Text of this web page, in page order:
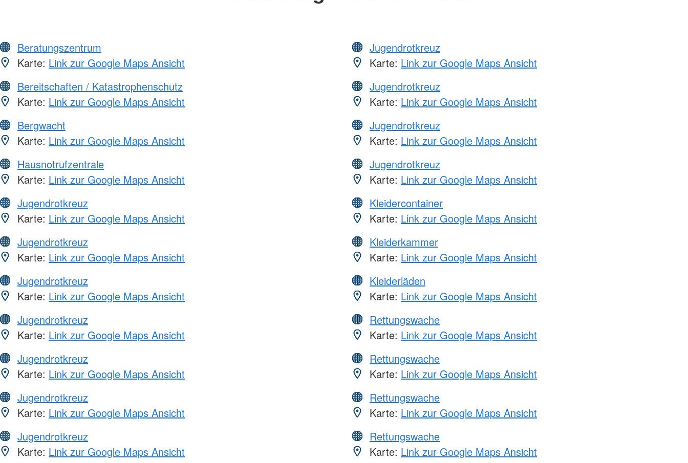
Beratungszentrum
Karte: Link zur Google Maps Ansicht
Bereitschaften / Katastrophenschutz
Karte: Link zur Google Maps Ansicht
Bergwacht
Karte: Link zur Google Maps Ansicht
Hausnotrufzentrale
Karte: Link zur Google Maps Ansicht
Jugendrotkreuz
Karte: Link zur Google Maps Ansicht
Jugendrotkreuz
Karte: Link zur Google Maps Ansicht
Jugendrotkreuz
Karte: Link zur Google Maps Ansicht
Jugendrotkreuz
Karte: Link zur Google Maps Ansicht
Jugendrotkreuz
Karte: Link zur Google Maps Ansicht
Jugendrotkreuz
Karte: Link zur Google Maps Ansicht
Jugendrotkreuz
Karte: Link zur Google Maps Ansicht
Jugendrotkreuz
Karte: Link zur Google Maps Ansicht
Jugendrotkreuz
Karte: Link zur Google Maps Ansicht
Jugendrotkreuz
Karte: Link zur Google Maps Ansicht
Jugendrotkreuz
Karte: Link zur Google Maps Ansicht
Kleidercontainer
Karte: Link zur Google Maps Ansicht
Kleiderkammer
Karte: Link zur Google Maps Ansicht
Kleiderläden
Karte: Link zur Google Maps Ansicht
Rettungswache
Karte: Link zur Google Maps Ansicht
Rettungswache
Karte: Link zur Google Maps Ansicht
Rettungswache
Karte: Link zur Google Maps Ansicht
Rettungswache
Karte: Link zur Google Maps Ansicht